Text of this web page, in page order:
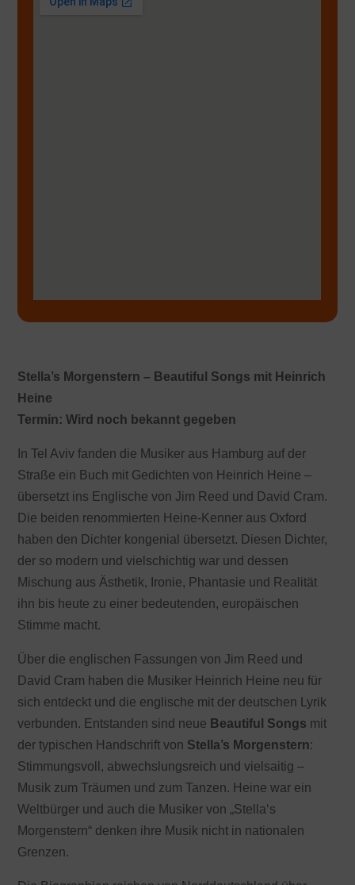
Stella’s Morgenstern – Beautiful Songs mit Heinrich
Heine
Termin: Wird noch bekannt gegeben
In Tel Aviv fanden die Musiker aus Hamburg auf der
Straße ein Buch mit Gedichten von Heinrich Heine –
übersetzt ins Englische von Jim Reed und David Cram.
Die beiden renommierten Heine-Kenner aus Oxford
haben den Dichter kongenial übersetzt. Diesen Dichter,
der so modern und vielschichtig war und dessen
Mischung aus Ästhetik, Ironie, Phantasie und Realität
ihn bis heute zu einer bedeutenden, europäischen
Stimme macht.
Über die englischen Fassungen von Jim Reed und
David Cram haben die Musiker Heinrich Heine neu für
sich entdeckt und die englische mit der deutschen Lyrik
verbunden. Entstanden sind neue Beautiful Songs mit
der typischen Handschrift von Stella’s Morgenstern:
Stimmungsvoll, abwechslungsreich und vielsaitig –
Musik zum Träumen und zum Tanzen. Heine war ein
Weltbürger und auch die Musiker von „Stella‘s
Morgenstern“ denken ihre Musik nicht in nationalen
Grenzen.